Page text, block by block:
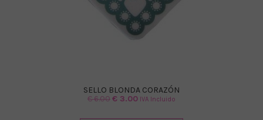
SELLO BLONDA CORAZÓN
€6.00El
€ 3.00ElIVA Incluido